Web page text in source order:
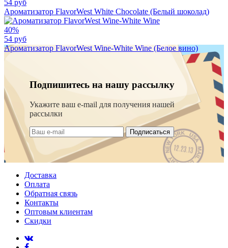
54 руб
Ароматизатор FlavorWest White Chocolate (Белый шоколад)
40%
54 руб
Ароматизатор FlavorWest Wine-White Wine (Белое вино)
Подпишитесь на нашу рассылку
Укажите ваш e-mail для получения нашей
рассылки
Подписаться
Доставка
Оплата
Обратная связь
Контакты
Оптовым клиентам
Скидки